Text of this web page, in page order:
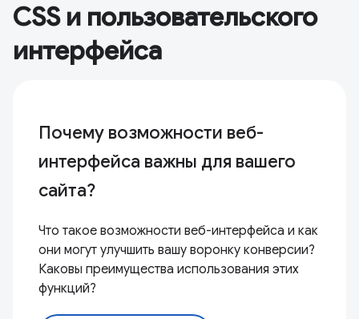
CSS и пользовательского
интерфейса
Почему возможности веб-
интерфейса важны для вашего
сайта?
Что такое возможности веб-интерфейса и как
они могут улучшить вашу воронку конверсии?
Каковы преимущества использования этих
функций?